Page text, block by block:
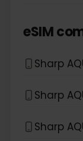
eSIM
Sharp
Sharp
Sharp